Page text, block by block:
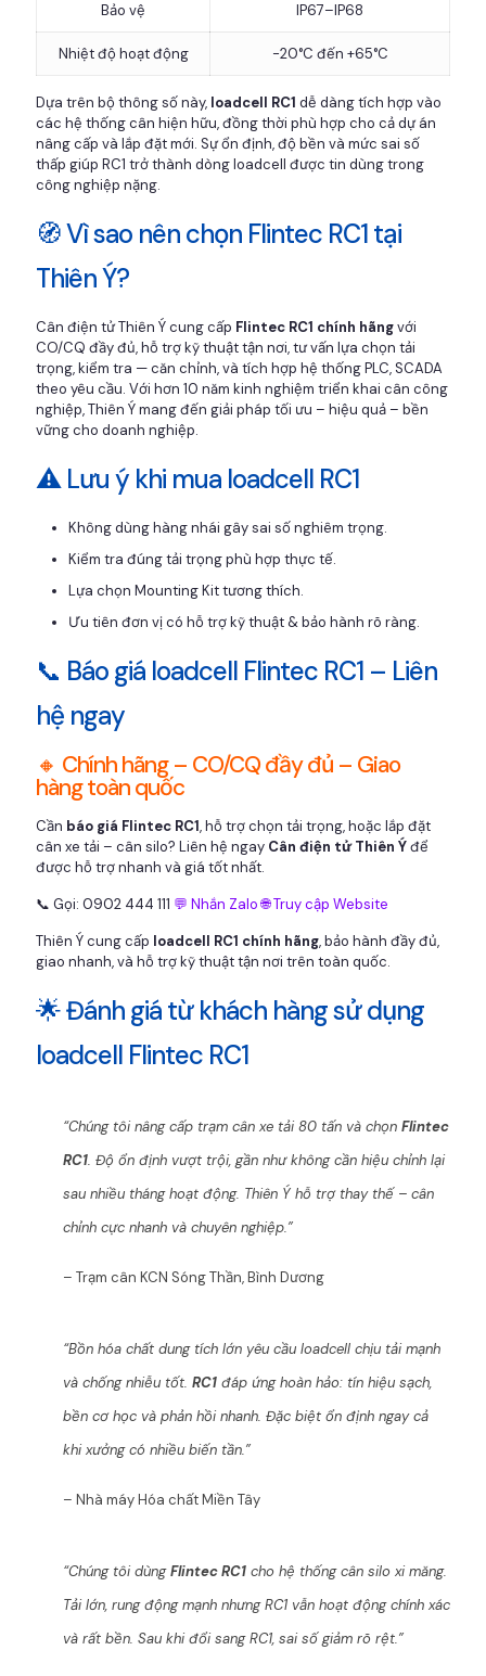
Bảo vệ IP67–IP68
Nhiệt độ hoạt động -20°C đến +65°C
Dựa trên bộ thông số này, loadcell RC1 dễ dàng tích hợp vào
các hệ thống cân hiện hữu, đồng thời phù hợp cho cả dự án
nâng cấp và lắp đặt mới. Sự ổn định, độ bền và mức sai số
thấp giúp RC1 trở thành dòng loadcell được tin dùng trong
công nghiệp nặng.
🧭 Vì sao nên chọn Flintec RC1 tại
Thiên Ý?
Cân điện tử Thiên Ý cung cấp Flintec RC1 chính hãngvới
CO/CQ đầy đủ, hỗ trợ kỹ thuật tận nơi, tư vấn lựa chọn tải
trọng, kiểm tra — căn chỉnh, và tích hợp hệ thống PLC, SCADA
theo yêu cầu. Với hơn 10 năm kinh nghiệm triển khai cân công
nghiệp, Thiên Ý mang đến giải pháp tối ưu – hiệu quả – bền
vững cho doanh nghiệp.
⚠️ Lưu ý khi mua loadcell RC1
Không dùng hàng nhái gây sai số nghiêm trọng.
Kiểm tra đúng tải trọng phù hợp thực tế.
Lựa chọn Mounting Kit tương thích.
Ưu tiên đơn vị có hỗ trợ kỹ thuật & bảo hành rõ ràng.
📞 Báo giá loadcell Flintec RC1 – Liên
hệ ngay
🔸 Chính hãng – CO/CQ đầy đủ – Giao
hàng toàn quốc
Cần báo giá Flintec RC1, hỗ trợ chọn tải trọng, hoặc lắp đặt
cân xe tải – cân silo? Liên hệ ngay Cân điện tử Thiên Ýđể
được hỗ trợ nhanh và giá tốt nhất.
📞 Gọi: 0902 444 111 💬 Nhắn Zalo🌐 Truy cập Website
Thiên Ý cung cấp loadcell RC1 chính hãng, bảo hành đầy đủ,
giao nhanh, và hỗ trợ kỹ thuật tận nơi trên toàn quốc.
🌟 Đánh giá từ khách hàng sử dụng
loadcell Flintec RC1
“Chúng tôi nâng cấp trạm cân xe tải 80 tấn và chọn Flintec
RC1. Độ ổn định vượt trội, gần như không cần hiệu chỉnh lại
sau nhiều tháng hoạt động. Thiên Ý hỗ trợ thay thế – cân
chỉnh cực nhanh và chuyên nghiệp.”
– Trạm cân KCN Sóng Thần, Bình Dương
“Bồn hóa chất dung tích lớn yêu cầu loadcell chịu tải mạnh
và chống nhiễu tốt. RC1 đáp ứng hoàn hảo: tín hiệu sạch,
bền cơ học và phản hồi nhanh. Đặc biệt ổn định ngay cả
khi xưởng có nhiều biến tần.”
– Nhà máy Hóa chất Miền Tây
“Chúng tôi dùngFlintec RC1 cho hệ thống cân silo xi măng.
Tải lớn, rung động mạnh nhưng RC1 vẫn hoạt động chính xác
và rất bền. Sau khi đổi sang RC1, sai số giảm rõ rệt.”